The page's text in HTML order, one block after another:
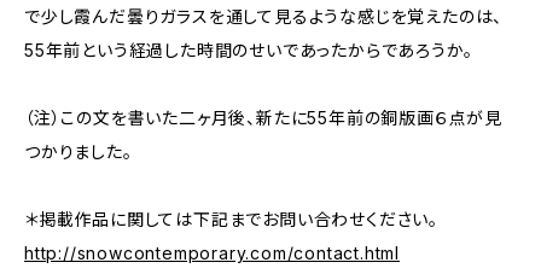
で少し霞んだ曇りガラスを通して見るような感じを覚えたのは、
55年前という経過した時間のせいであったからであろうか。
（注）この文を書いた二ヶ月後、新たに55年前の銅版画６点が見
つかりました。
＊掲載作品に関しては下記までお問い合わせください。
http://snowcontemporary.com/contact.html